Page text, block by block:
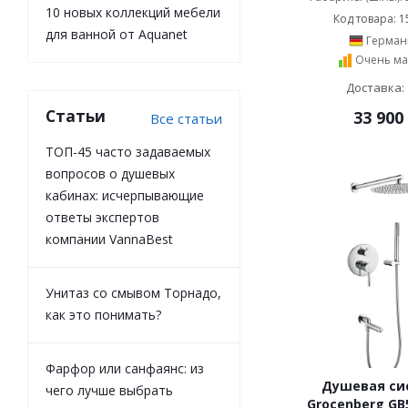
Код товара:
Очень
Доставка:
33 900
Душевая
Grocenberg
Stworki (83)
Teka (17
Valentin (
Villeroy & Boch (
Vincea (
54 )
Wasserkraft (
Zorg (30)
Agger (34)
Alvaro Banos ( 4
Gattoni (
Omnires (
черный (8)
10 новых коллекций мебели
для ванной от Aquanet
Статьи Все статьи
ТОП-45 часто задаваемых
вопросов о душевых
кабинах: исчерпывающие
ответы экспертов
компании VannaBest
Унитаз со смывом Торнадо,
как это понимать?
Фарфор или санфаянс: из
чего лучше выбрать